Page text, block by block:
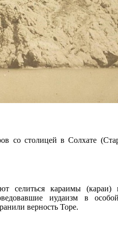
со столицей в Солхате
селиться караимы (караи)
иудаизм в
верность Торе.